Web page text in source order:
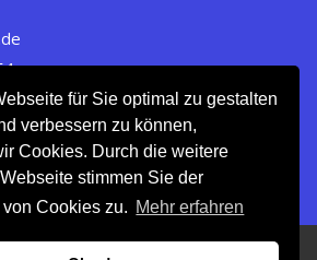
für Sie optimal zu gestalten
verbessern zu können,
Cookies. Durch die weitere
stimmen Sie der
Cookies zu. Mehr erfahren